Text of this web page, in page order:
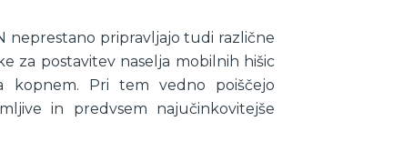
neprestano pripravljajo tudi različne
za postavitev naselja mobilnih hišic
kopnem. Pri tem vedno poiščejo
in predvsem najučinkovitejše